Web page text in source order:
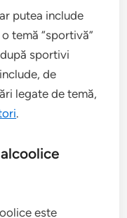
putea include
temă “sportivă”
sportivi
de
legate de temă,
.
este